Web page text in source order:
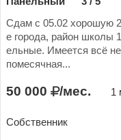
Сдам с 05.02 хорошую
е города, район школы
ельные. Имеется всё
помесячная...
50 000 /мес. 1
Собственник